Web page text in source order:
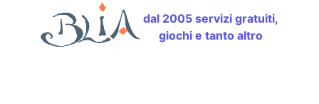
dal 2005 servizi gratuiti,
giochi e tanto altro